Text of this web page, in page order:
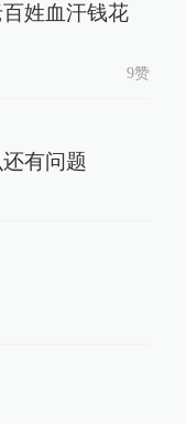
姓血汗钱花
9赞
有问题